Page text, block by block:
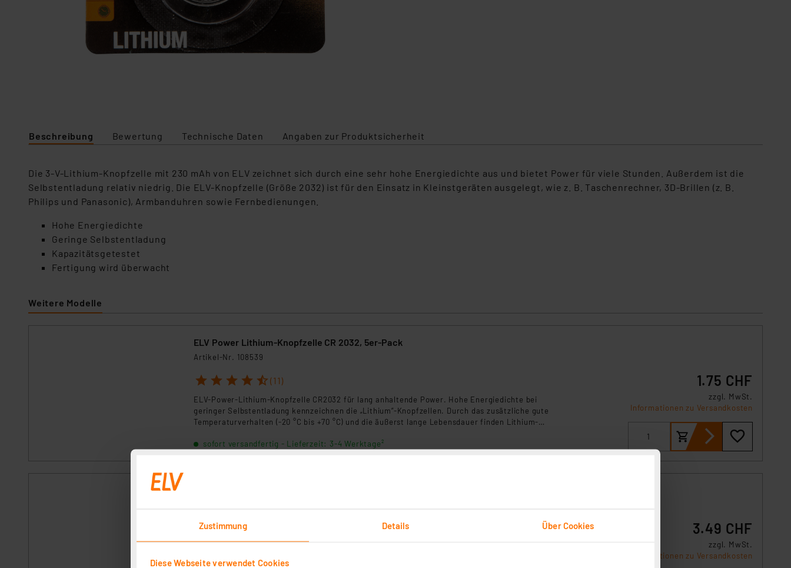
Zustimmung Details Über Cookies
Diese Webseite verwendet Cookies
Beschreibung Bewertung Technische Daten Angaben zur Produktsicherheit
Die 3-V-Lithium-Knopfzelle mit 230 mAh von ELV zeichnet sich durch eine sehr hohe Energiedichte aus und bietet Power für viele Stunden. Außerdem ist die
Selbstentladung relativ niedrig. Die ELV-Knopfzelle (Größe 2032) ist für den Einsatz in Kleinstgeräten ausgelegt, wie z. B. Taschenrechner, 3D-Brillen (z. B.
Philips und Panasonic), Armbanduhren sowie Fernbedienungen.
Hohe Energiedichte
Geringe Selbstentladung
Kapazitätsgetestet
Fertigung wird überwacht
Weitere Modelle
ELV Power Lithium-Knopfzelle CR 2032, 5er-Pack
Artikel-Nr. 108539
1 2 3 4 5 (11)
ELV-Power-Lithium-Knopfzelle CR2032 für lang anhaltende Power. Hohe Energiedichte bei
geringer Selbstentladung kennzeichnen die „Lithium”-Knopfzellen. Durch das zusätzliche gute
Temperaturverhalten (-20 °C bis +70 °C) und die äußerst lange Lebensdauer finden Lithium-
sofort versandfertig - Lieferzeit: 3-4 Werktage²
1.75 CHF
zzgl. MwSt.
Informationen zu Versandkosten
2 3 4
geringer Selbstentladung kennzeichnen die „Lithium”-Knopfzellen. Durch das zusätzliche gute
3.49 CHF
zzgl. MwSt.
Informationen zu Versandkosten